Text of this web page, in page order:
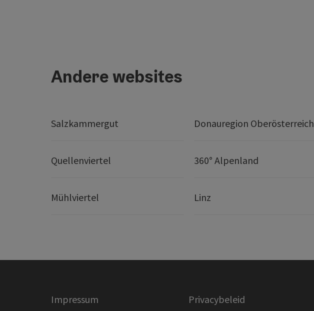
Andere websites
Salzkammergut Donauregion Oberösterreich
Quellenviertel 360° Alpenland
Mühlviertel Linz
Impressum Privacybeleid